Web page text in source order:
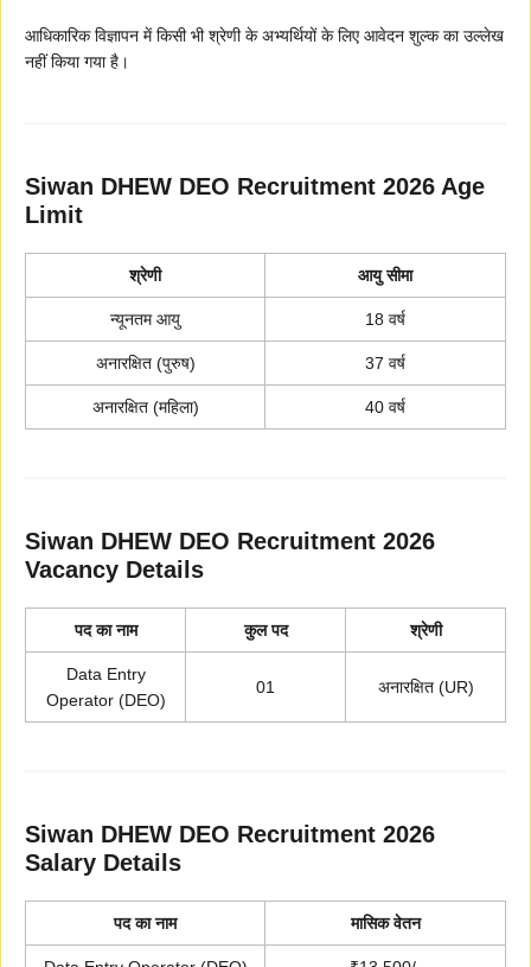
आधिकारिक विज्ञापन में किसी भी श्रेणी के अभ्यर्थियों के लिए आवेदन शुल्क का उल्लेख
नहीं किया गया है।
Siwan DHEW DEO Recruitment 2026 Age
Limit
श्रेणी आयु सीमा
न्यूनतम आयु 18 वर्ष
अनारक्षित (पुरुष) 37 वर्ष
अनारक्षित (महिला) 40 वर्ष
Siwan DHEW DEO Recruitment 2026
Vacancy Details
पद का नाम कुल पद श्रेणी
Data Entry
Operator (DEO)
01 अनारक्षित (UR)
Siwan DHEW DEO Recruitment 2026
Salary Details
पद का नाम मासिक वेतन